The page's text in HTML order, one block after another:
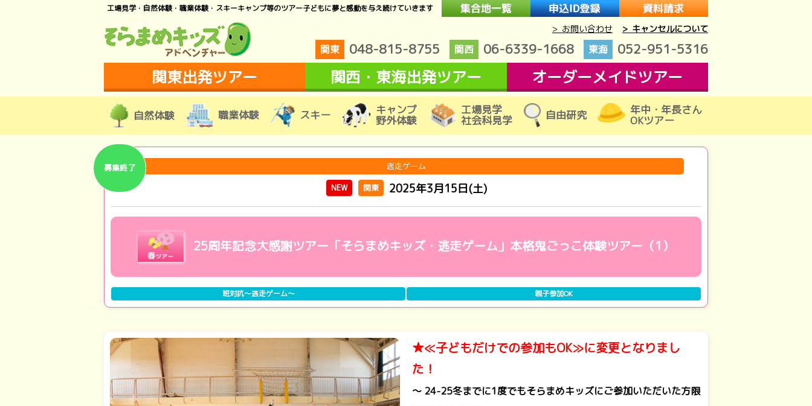
工場見学・自然体験・職業体験・スキーキャンプ等のツアー子どもに夢と感動を与え続けていきます
> お問い合わせ > キャンセルについて
関東 048-815-8755 関西 06-6339-1668 東海 052-951-5316
関東出発ツアー 関西・東海出発ツアー オーダーメイドツアー
自然体験 職業体験 スキー キャンプ
野外体験
工場見学
社会科見学 自由研究 年中・年長さん
OKツアー
募集終了
逃走ゲーム
NEW
関東 2025年3月15日(土)
25周年記念大感謝ツアー「そらまめキッズ・逃走ゲーム」本格鬼ごっこ体験ツアー（1）
班対抗～逃走ゲーム～ 親子参加OK
★≪子どもだけでの参加もOK≫に変更となりまし
た！
～ 24-25冬までに1度でもそらまめキッズにご参加いただいた方限